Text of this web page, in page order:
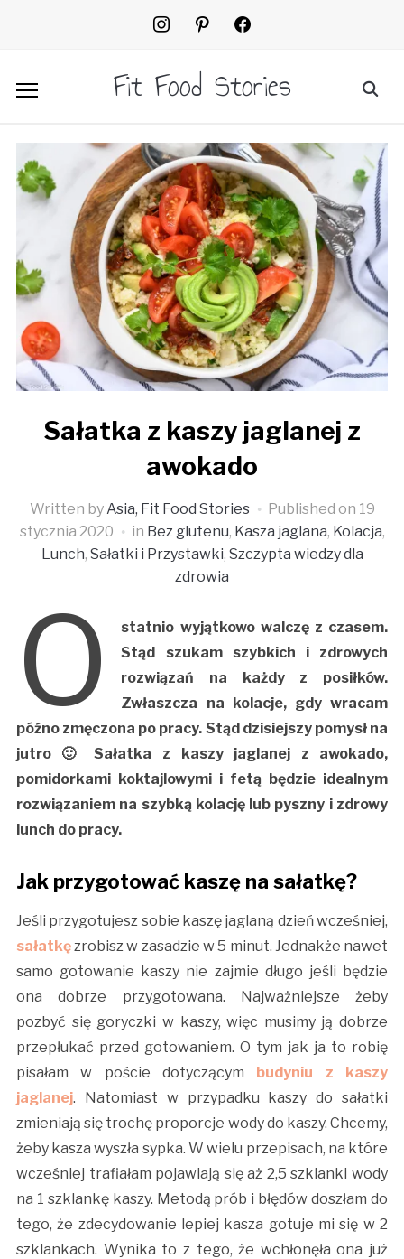
instagrampinterestfacebook2
Fit Food Stories
Sałatka z kaszy jaglanej z
awokado
Written by Asia, Fit Food Stories Published on 19
stycznia 2020
in Bez glutenu, Kasza jaglana, Kolacja,
Lunch, Sałatki i Przystawki, Szczypta wiedzy dla
zdrowia
O
statnio wyjątkowo walczę z czasem.
Stąd szukam szybkich i zdrowych
rozwiązań na każdy z posiłków.
Zwłaszcza na kolacje, gdy wracam
późno zmęczona po pracy. Stąd dzisiejszy pomysł na
jutro 🙂 Sałatka z kaszy jaglanej z awokado,
pomidorkami koktajlowymi i fetą będzie idealnym
rozwiązaniem na szybką kolację lub pyszny i zdrowy
lunch do pracy.
Jak przygotować kaszę na sałatkę?
Jeśli przygotujesz sobie kaszę jaglaną dzień wcześniej,
sałatkęzrobisz w zasadzie w 5 minut. Jednakże nawet
samo gotowanie kaszy nie zajmie długo jeśli będzie
ona dobrze przygotowana. Najważniejsze żeby
pozbyć się goryczki w kaszy, więc musimy ją dobrze
przepłukać przed gotowaniem. O tym jak ja to robię
pisałam w poście dotyczącym budyniu z kaszy
jaglanej. Natomiast w przypadku kaszy do sałatki
zmieniają się trochę proporcje wody do kaszy. Chcemy,
żeby kasza wyszła sypka. W wielu przepisach, na które
wcześniej trafiałam pojawiają się aż 2,5 szklanki wody
na 1 szklankę kaszy. Metodą prób i błędów doszłam do
tego, że zdecydowanie lepiej kasza gotuje mi się w 2
szklankach. Wynika to z tego, że wchłonęła ona już